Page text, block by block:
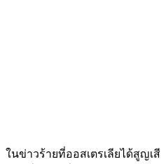
ในข่าวร้ายที่ออสเตรเลียได้สูญ